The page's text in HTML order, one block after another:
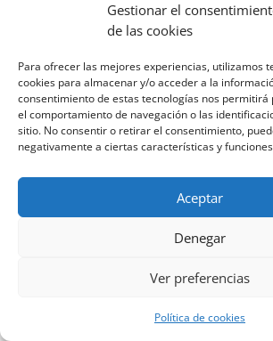
Gestionar el
de las cookies
Para ofrecer las mejores experiencias, utilizamos
cookies para almacenar y/o acceder a la
consentimiento de estas tecnologías nos permitirá
el comportamiento de navegación o las
sitio. No consentir o retirar el consentimiento,
negativamente a ciertas características y
Aceptar
Denegar
Ver preferencias
Política de cookies
quieren mucho. Nuestros abuelos y
una experiencia preciosa gracias a la
Ahora sabemos...
Diseñado por Escuelas Pías
Aviso Legal